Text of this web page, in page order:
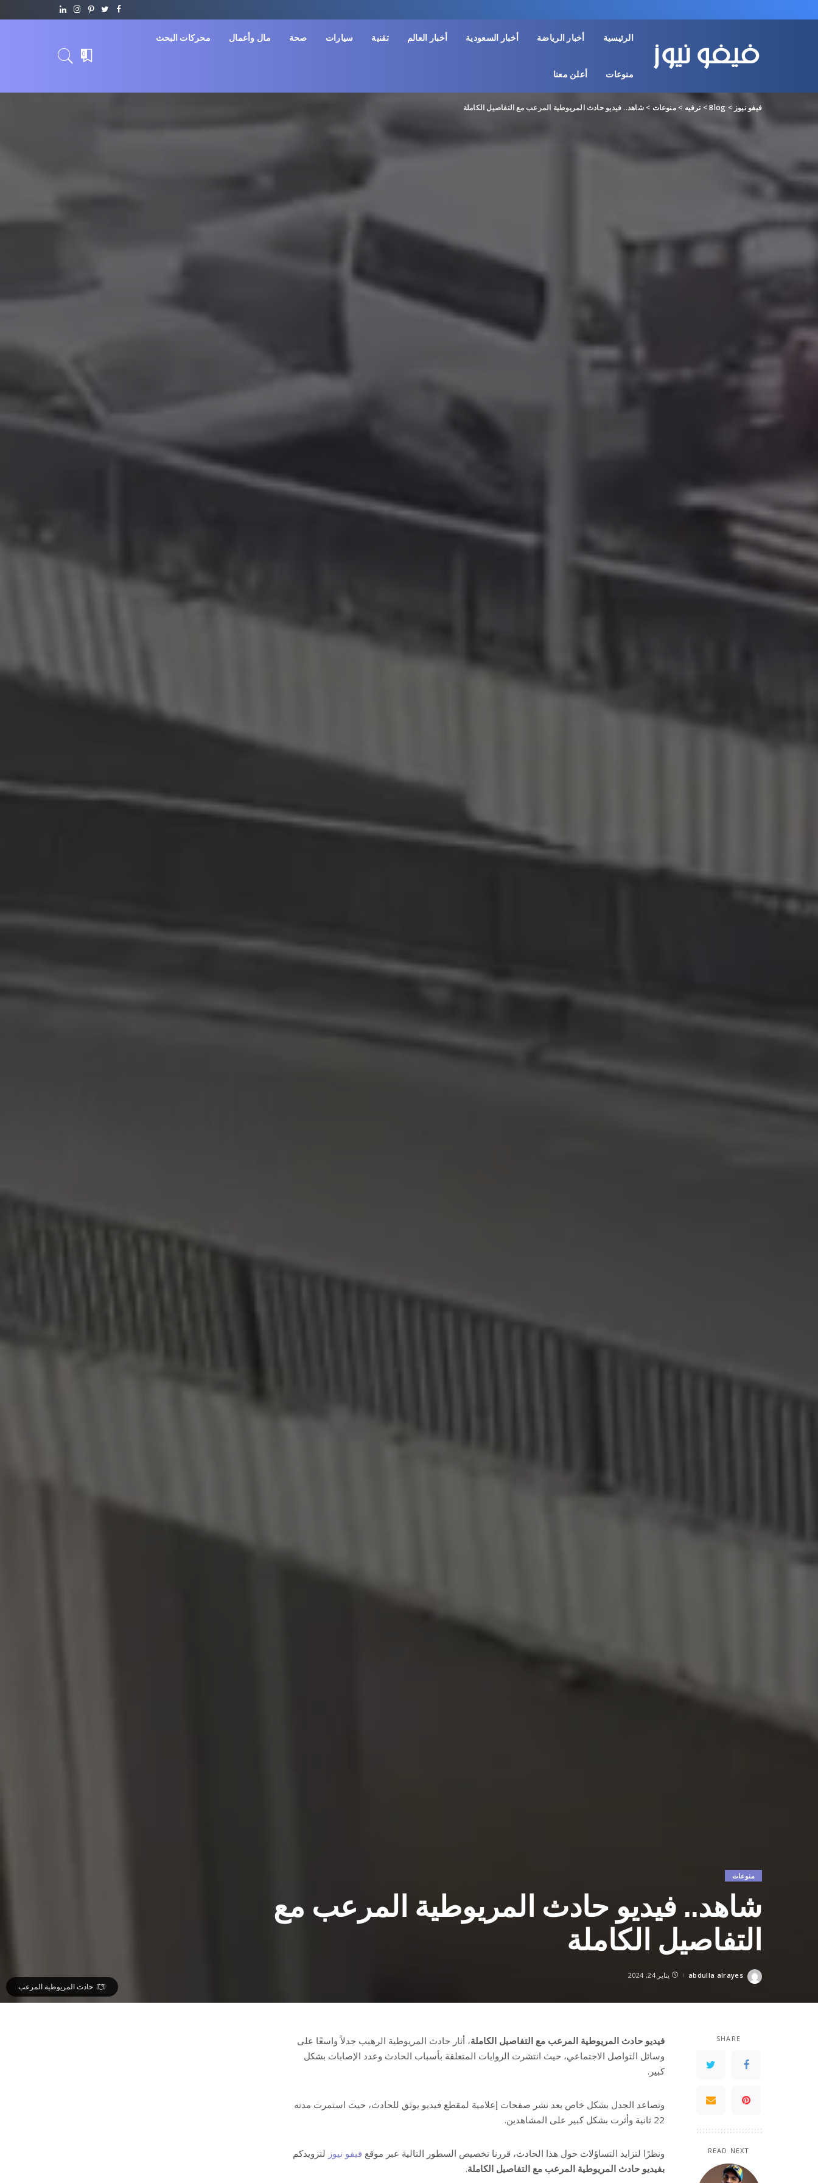
الرئيسية أخبار الرياضة أخبار السعودية أخبار العالم تقنية سيارات صحة مال وأعمال محركات البحث
منوعات أعلن معنا
0
حادث المريوطية المرعب
فيفو نيوز >
Blog
>ترفيه >منوعات >شاهد.. فيديو حادث المريوطية المرعب مع التفاصيل الكاملة
منوعات
شاهد.. فيديو حادث المريوطية المرعب مع
التفاصيل الكاملة
Posted
abdulla alrayes يناير 24, 2024
SHARE
READ NEXT
فيديو حادث المريوطية المرعب مع التفاصيل الكاملة، أثار حادث المريوطية الرهيب جدلاً واسعًا على
وسائل التواصل الاجتماعي، حيث انتشرت الروايات المتعلقة بأسباب الحادث وعدد الإصابات بشكل
كبير.
وتصاعد الجدل بشكل خاص بعد نشر صفحات إعلامية لمقطع فيديو يوثق للحادث، حيث استمرت مدته
22 ثانية وأثرت بشكل كبير على المشاهدين.
ونظرًا لتزايد التساؤلات حول هذا الحادث، قررنا تخصيص السطور التالية عبر موقع فيفو نيوز لتزويدكم
بفيديو حادث المريوطية المرعب مع التفاصيل الكاملة.